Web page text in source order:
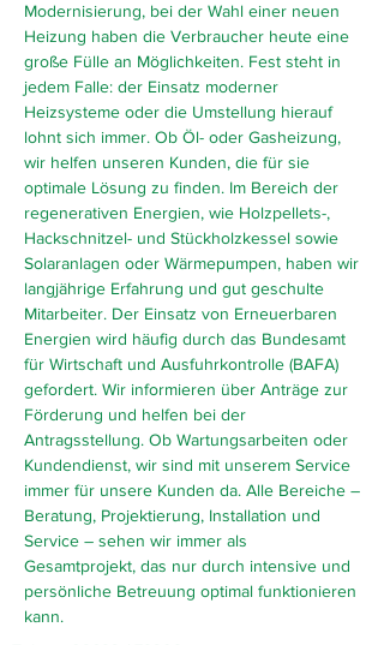
Modernisierung, bei der Wahl einer neuen
Heizung haben die Verbraucher heute eine
große Fülle an Möglichkeiten. Fest steht in
jedem Falle: der Einsatz moderner
Heizsysteme oder die Umstellung hierauf
lohnt sich immer. Ob Öl- oder Gasheizung,
wir helfen unseren Kunden, die für sie
optimale Lösung zu finden. Im Bereich der
regenerativen Energien, wie Holzpellets-,
Hackschnitzel- und Stückholzkessel sowie
Solaranlagen oder Wärmepumpen, haben wir
langjährige Erfahrung und gut geschulte
Mitarbeiter. Der Einsatz von Erneuerbaren
Energien wird häufig durch das Bundesamt
für Wirtschaft und Ausfuhrkontrolle (BAFA)
gefordert. Wir informieren über Anträge zur
Förderung und helfen bei der
Antragsstellung. Ob Wartungsarbeiten oder
Kundendienst, wir sind mit unserem Service
immer für unsere Kunden da. Alle Bereiche –
Beratung, Projektierung, Installation und
Service – sehen wir immer als
Gesamtprojekt, das nur durch intensive und
persönliche Betreuung optimal funktionieren
kann.